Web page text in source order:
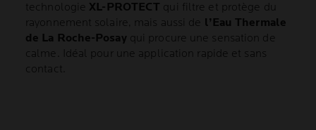
technologie XL-PROTECT qui filtre et protège du
rayonnement solaire, mais aussi de l’Eau Thermale
de La Roche-Posay qui procure une sensation de
calme. Idéal pour une application rapide et sans
contact.